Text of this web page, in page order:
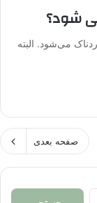
شود؟
می‌شود. البته
صفحه بعدی
جستجو